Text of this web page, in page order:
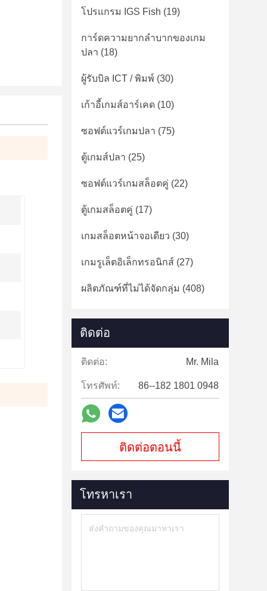
โปรแกรม IGS Fish (19)
การ์ดความยากลําบากของเกม
ปลา (18)
ผู้รับบิล ICT / พิมพ์ (30)
เก้าอี้เกมส์อาร์เคด (10)
ซอฟต์แวร์เกมปลา (75)
ตู้เกมส์ปลา (25)
ซอฟต์แวร์เกมสล็อตคู่ (22)
ตู้เกมสล็อตคู่ (17)
เกมสล็อตหน้าจอเดียว (30)
เกมรูเล็ตอิเล็กทรอนิกส์ (27)
ผลิตภัณฑ์ที่ไม่ได้จัดกลุ่ม (408)
ติดต่อ
ติดต่อ: Mr. Mila
โทรศัพท์: 86--182 1801 0948
ติดต่อตอนนี้
โทรหาเรา